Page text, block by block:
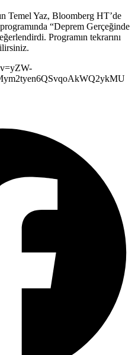
Temel Yaz, Bloomberg HT’de
“Deprem Gerçeğinde
Programın tekrarını